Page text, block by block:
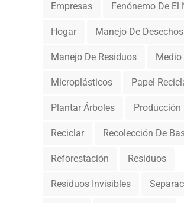
Empresas Fenónemo De El
Hogar Manejo De Desechos
Manejo De Residuos Medio
Microplásticos Papel
Plantar Árboles Producción
Reciclar Recolección De
Reforestación Residuos
Residuos Invisibles